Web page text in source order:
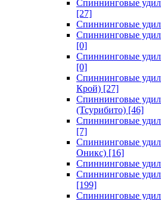
Спиннинговые
[27]
Спиннинговые
Спиннинговые
[0]
Спиннинговые
[0]
Спиннинговые
Крой) [27]
Спиннинговые
(Тсурибито) [46]
Спиннинговые
[7]
Спиннинговые
Оникс) [16]
Спиннинговые
Спиннинговые
[199]
Спиннинговые